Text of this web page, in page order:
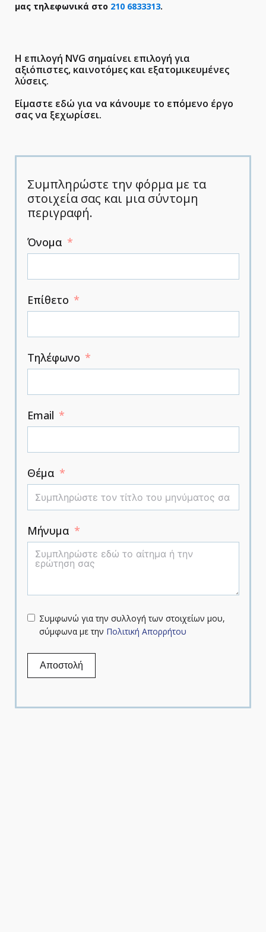
μας τηλεφωνικά στο 210 6833313.
Η επιλογή NVG σημαίνει επιλογή για
αξιόπιστες, καινοτόμες και εξατομικευμένες
λύσεις.
Είμαστε εδώ για να κάνουμε το επόμενο έργο
σας να ξεχωρίσει.
Συμπληρώστε την φόρμα με τα
στοιχεία σας και μια σύντομη
περιγραφή.
Όνομα
Επίθετο
Τηλέφωνο
Email
Θέμα
Μήνυμα
Συμφωνώ για την συλλογή των στοιχείων μου,
σύμφωνα με την Πολιτική Απορρήτου
Αποστολή